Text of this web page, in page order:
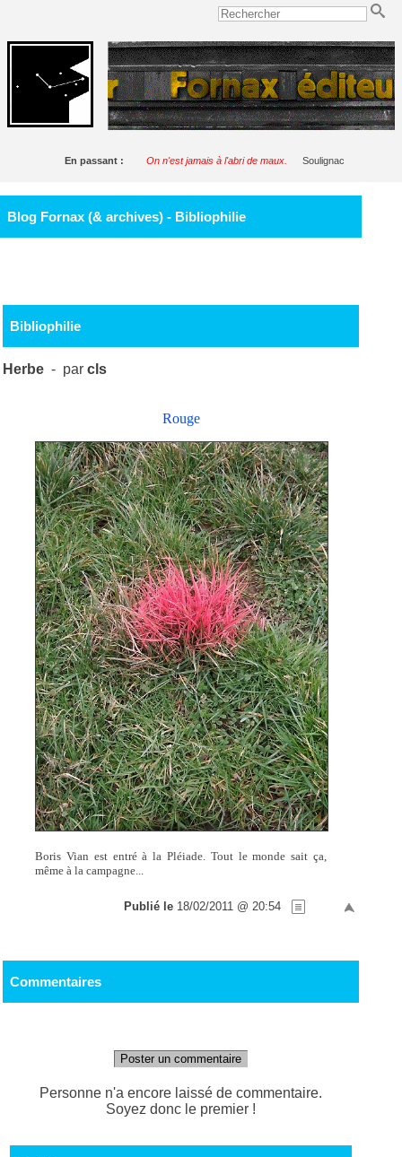
En passant : On n'est jamais à l'abri de maux. Soulignac
Blog Fornax (& archives) - Bibliophilie
Bibliophilie
Herbe - parcls
Rouge
Boris Vian est entré à la Pléiade. Tout le monde sait ça,
même à la campagne...
Publié le 18/02/2011 @ 20:54
Commentaires
Poster un commentaire
Personne n'a encore laissé de commentaire.
Soyez donc le premier !